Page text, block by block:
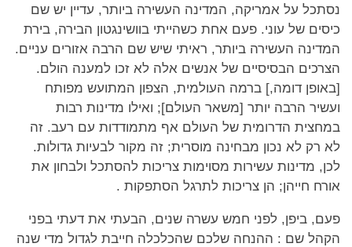
נסתכל על אמריקה, המדינה העשירה ביותר, עדיין יש שם
כיסים של עוני. פעם אחת כשהייתי בוושינגטון הבירה, בירת
המדינה העשירה ביותר, ראיתי שיש שם הרבה אזורים עניים.
הצרכים הבסיסיים של אנשים אלה לא זכו למענה הולם.
[באופן דומה,] ברמה העולמית, הצפון המתועש מפותח
ועשיר הרבה יותר [משאר העולם]; ואילו מדינות רבות
במחצית הדרומית של העולם אף מתמודדות עם רעב. זה
לא רק לא נכון מבחינה מוסרית; זה מקור לבעיות גדולות.
לכן, מדינות עשירות מסוימות צריכות להסתכל ולבחון את
אורח חייהן; הן צריכות לתרגל הסתפקות .
פעם, ביפן, לפני חמש עשרה שנים, הבעתי את דעתי בפני
הקהל שם : ההנחה שלכם שהכלכלה חייבת לגדול מדי שנה